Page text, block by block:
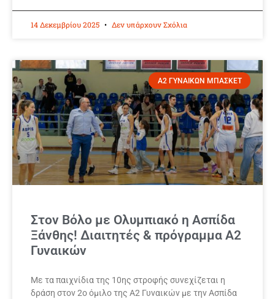
14 Δεκεμβρίου 2025 Δεν υπάρχουν Σχόλια
Α2 ΓΥΝΑΙΚΩΝ ΜΠΑΣΚΕΤ
Στον Βόλο με Ολυμπιακό η Ασπίδα
Ξάνθης! Διαιτητές & πρόγραμμα Α2
Γυναικών
Με τα παιχνίδια της 10ης στροφής συνεχίζεται η
δράση στον 2ο όμιλο της Α2 Γυναικών με την Ασπίδα